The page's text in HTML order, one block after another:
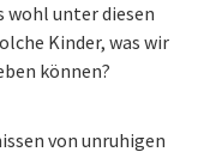
wohl unter diesen
Kinder, was wir
können?
von unruhigen